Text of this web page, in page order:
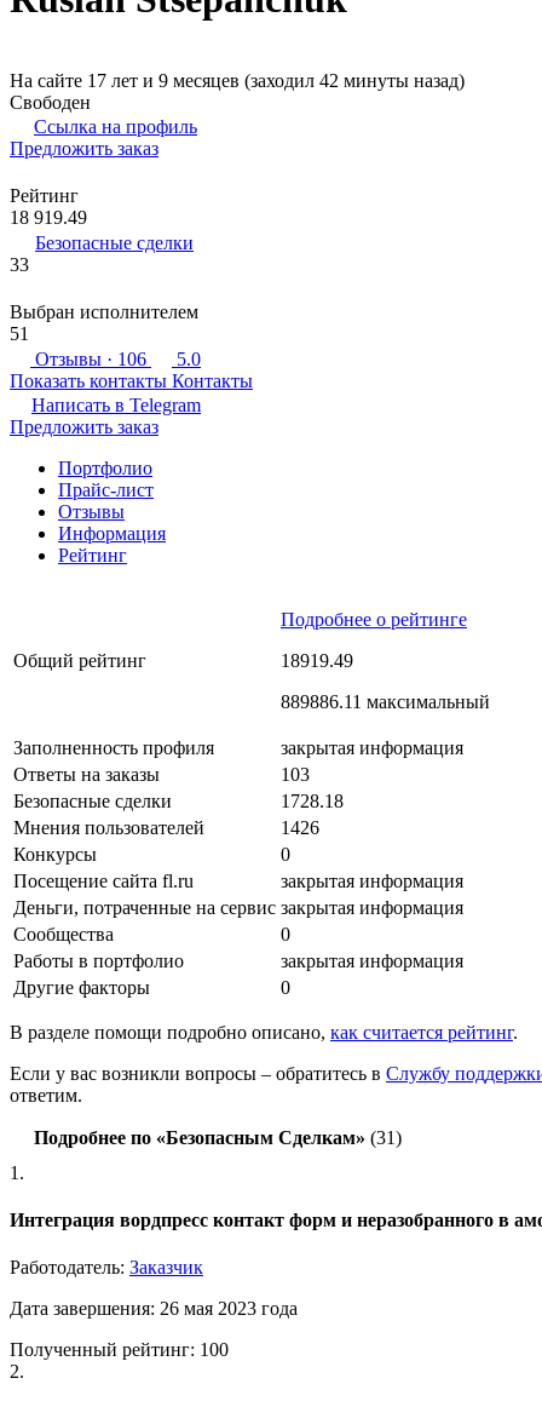
На сайте 17 лет и 9 месяцев (заходил 42 минуты назад)
Свободен
Ссылка на профиль
Предложить заказ
Рейтинг
18 919.49
Безопасные сделки
33
Выбран исполнителем
51
Отзывы · 106
5.0
Показать контакты Контакты
Написать в Telegram
Предложить заказ
Портфолио
Прайс-лист
Отзывы
Информация
Рейтинг
Общий рейтинг
Подробнее о рейтинге
18919.49
889886.11 максимальный
Заполненность профиля
закрытая информация
Ответы на заказы
103
Безопасные сделки
1728.18
Мнения пользователей
1426
Конкурсы
0
Посещение сайта fl.ru
закрытая информация
Деньги, потраченные на сервис закрытая информация
Сообщества
0
Работы в портфолио
закрытая информация
Другие факторы
0
В разделе помощи подробно описано, как считается рейтинг.
Если у вас возникли вопросы – обратитесь в Службу
ответим.
Подробнее по «Безопасным Сделкам» (31)
1.
Интеграция вордпресс контакт форм и неразобранного в
Работодатель: Заказчик
Дата завершения: 26 мая 2023 года
Полученный рейтинг: 100
2.